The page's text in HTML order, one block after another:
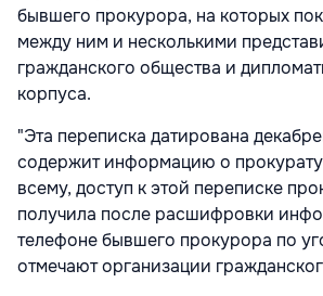
бывшего прокурора, на которых
между ним и несколькими
гражданского общества и
корпуса.
"Эта переписка датирована
содержит информацию о
всему, доступ к этой переписке
получила после расшифровки
телефоне бывшего прокурора по
отмечают организации